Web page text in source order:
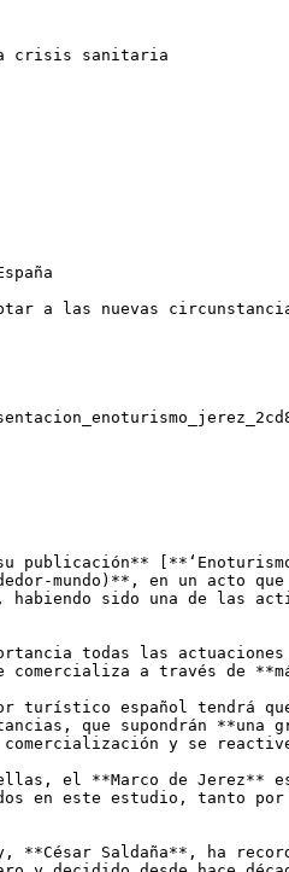
la crisis sanitaria
a las nuevas
publicación**
mundo)**, en un acto
sido una de las
todas las actuaciones
a través de
turístico español tendrá
que supondrán
y se
el **Marco de Jerez**
en este estudio, tanto
**César Saldaña**, ha